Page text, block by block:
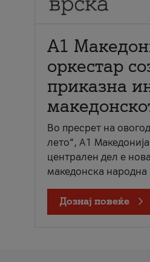
А1
оркестар
приказна
Во пресрет на
лето“, А1
централен дел е
македонска народна
Дознај повеќе